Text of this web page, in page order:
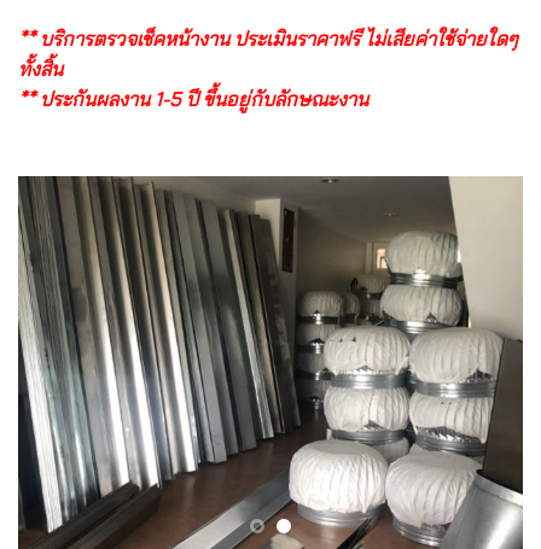
** บริการตรวจเช็คหน้างาน ประเมินราคาฟรี ไม่เสียค่าใช้จ่ายใดๆ
ทั้งสิ้น
** ประกันผลงาน 1-5 ปี ขึ้นอยู่กับลักษณะงาน